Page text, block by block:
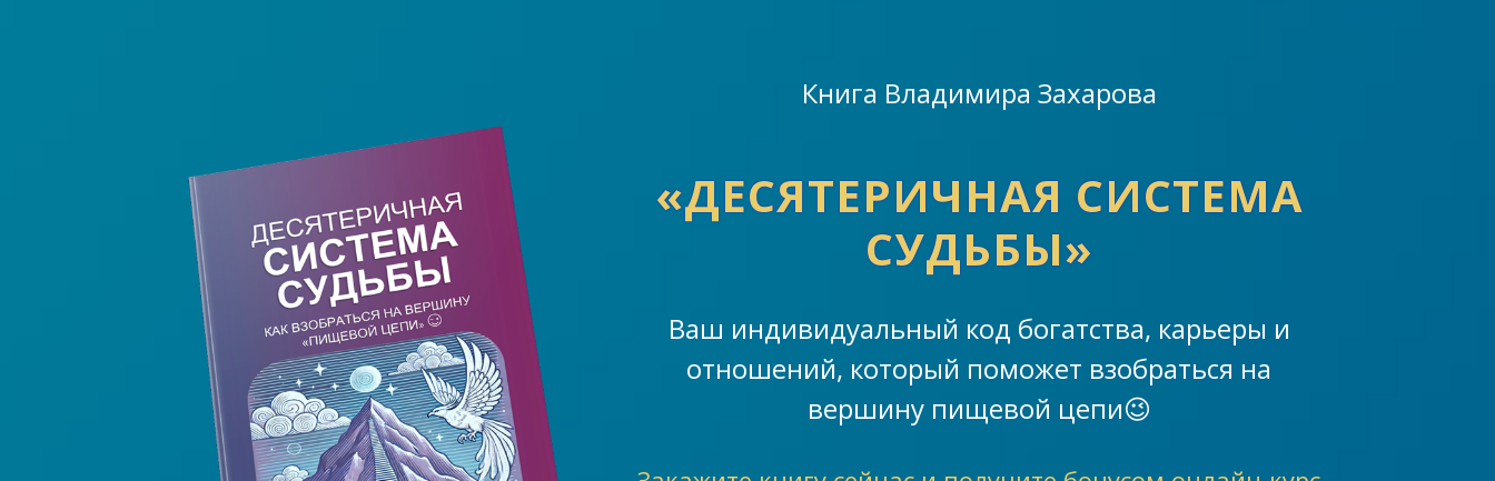
Книга Владимира Захарова
«ДЕСЯТЕРИЧНАЯ СИСТЕМА
СУДЬБЫ»
Ваш индивидуальный код богатства, карьеры и
отношений, который поможет взобраться на
вершину пищевой цепи😉